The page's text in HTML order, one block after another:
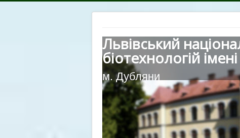
Львівський
біотехнологій
м. Дубляни